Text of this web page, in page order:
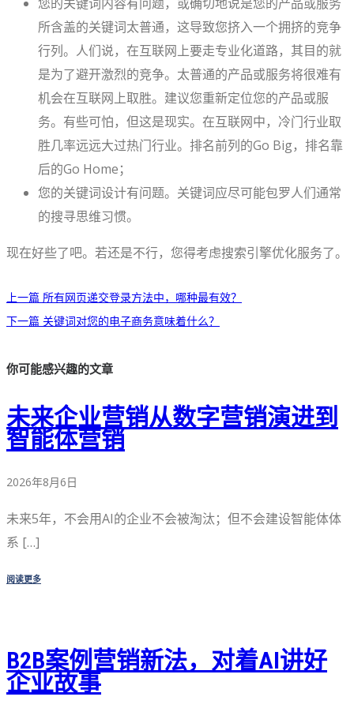
所含盖的关键词太普通，这导致您挤入一个拥挤的竞争
行列。人们说，在互联网上要走专业化道路，其目的就
是为了避开激烈的竞争。太普通的产品或服务将很难有
机会在互联网上取胜。建议您重新定位您的产品或服
务。有些可怕，但这是现实。在互联网中，冷门行业取
胜几率远远大过热门行业。排名前列的Go Big，排名靠
后的Go Home；
您的关键词设计有问题。关键词应尽可能包罗人们通常
的搜寻思维习惯。
现在好些了吧。若还是不行，您得考虑搜索引擎优化服务了。
上一篇 所有网页递交登录方法中，哪种最有效？
下一篇 关键词对您的电子商务意味着什么？
你可能感兴趣的文章
未来企业营销从数字营销演进到
智能体营销
2026年8月6日
未来5年，不会用AI的企业不会被淘汰；但不会建设智能体体
系 […]
阅读更多
B2B案例营销新法，对着AI讲好
企业故事